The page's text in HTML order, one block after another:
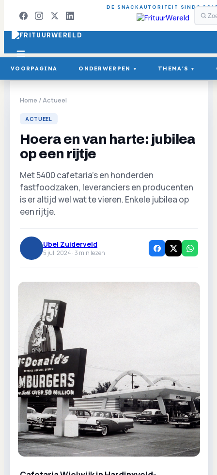
DE SNACKAUTORITEIT SINDS
VOORPAGINA ONDERWERPEN ▾ THEMA'S ▾
Home /Actueel
ACTUEEL
Hoera en van harte: jubilea
op een rijtje
Met 5400 cafetaria's en honderden
fastfoodzaken, leveranciers en producenten
is er altijd wel wat te vieren. Enkele jubilea op
een rijtje.
Ubel Zuiderveld
5 juli 2024 ·3 min lezen